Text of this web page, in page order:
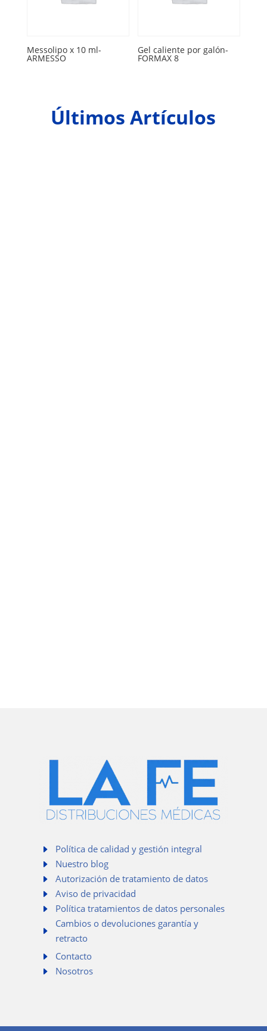
Messolipo x 10 ml-
ARMESSO
Gel caliente por galón-
FORMAX 8
Últimos Artículos
E Política de calidad y gestión integral
E Nuestro blog
E Autorización de tratamiento de datos
E Aviso de privacidad
E Política tratamientos de datos personales
E
Cambios o devoluciones garantía y
retracto
E Contacto
E Nosotros